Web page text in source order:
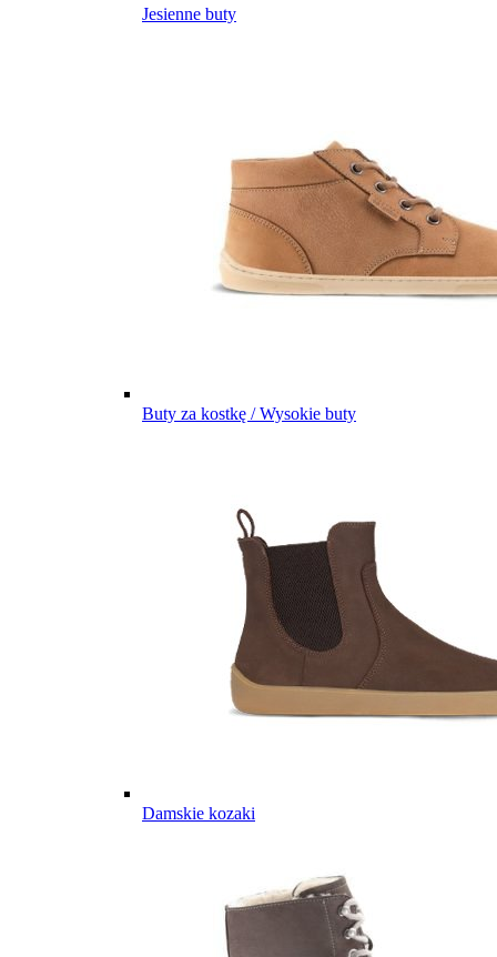
Jesienne buty
Buty za kostkę / Wysokie buty
Damskie kozaki